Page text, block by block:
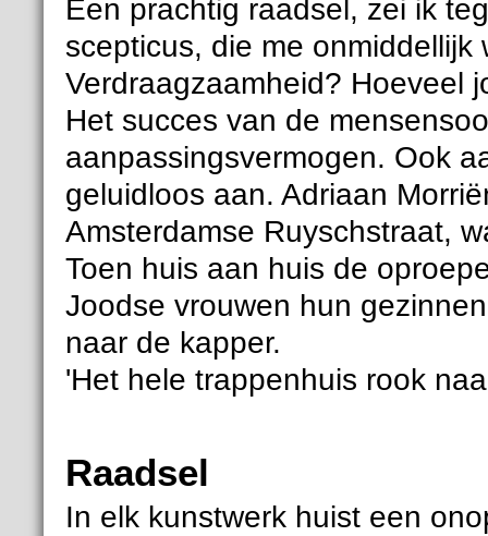
Een prachtig raadsel, zei ik
scepticus, die me onmiddellijk
Verdraagzaamheid? Hoeveel
Het succes van de
aanpassingsvermogen. Ook
geluidloos aan. Adriaan
Amsterdamse Ruyschstraat,
Toen huis aan huis de
Joodse vrouwen hun
naar de kapper.
'Het hele trappenhuis rook
Raadsel
In elk kunstwerk huist een